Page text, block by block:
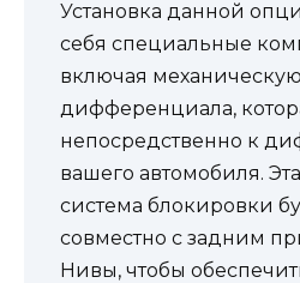
Установка данной
себя специальные
включая
дифференциала,
непосредственно к
вашего автомобиля.
система блокировки
совместно с задним
Нивы, чтобы